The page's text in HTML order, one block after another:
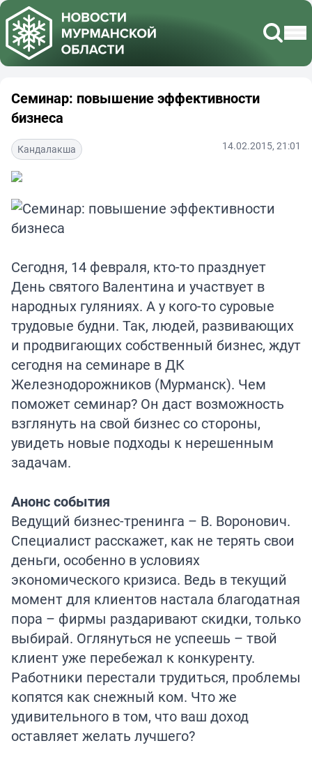
Семинар: повышение эффективности
бизнеса
Кандалакша 14.02.2015, 21:01
Сегодня, 14 февраля, кто-то празднует
День святого Валентина и участвует в
народных гуляниях. А у кого-то суровые
трудовые будни. Так, людей, развивающих
и продвигающих собственный бизнес, ждут
сегодня на семинаре в ДК
Железнодорожников (Мурманск). Чем
поможет семинар? Он даст возможность
взглянуть на свой бизнес со стороны,
увидеть новые подходы к нерешенным
задачам.
Анонс события
Ведущий бизнес-тренинга – В. Воронович.
Специалист расскажет, как не терять свои
деньги, особенно в условиях
экономического кризиса. Ведь в текущий
момент для клиентов настала благодатная
пора – фирмы раздаривают скидки, только
выбирай. Оглянуться не успеешь – твой
клиент уже перебежал к конкуренту.
Работники перестали трудиться, проблемы
копятся как снежный ком. Что же
удивительного в том, что ваш доход
оставляет желать лучшего?